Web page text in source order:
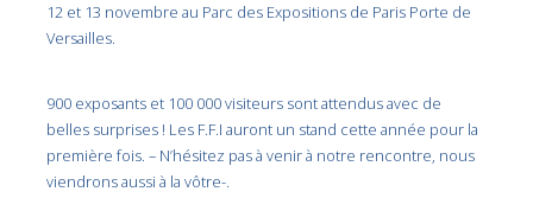
12 et 13 novembre au Parc des Expositions de Paris Porte de
Versailles.
900 exposants et 100 000 visiteurs sont attendus avec de
belles surprises ! Les F.F.I auront un stand cette année pour la
première fois. – N’hésitez pas à venir à notre rencontre, nous
viendrons aussi à la vôtre-.